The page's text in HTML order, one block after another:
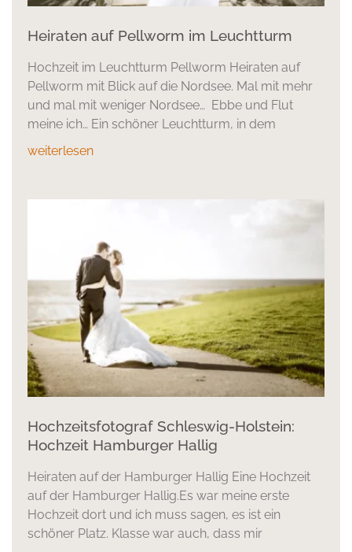
Heiraten auf Pellworm im Leuchtturm
Hochzeit im Leuchtturm Pellworm Heiraten auf
Pellworm mit Blick auf die Nordsee. Mal mit mehr
und mal mit weniger Nordsee… Ebbe und Flut
meine ich… Ein schöner Leuchtturm, in dem
weiterlesen
Hochzeitsfotograf Schleswig-Holstein:
Hochzeit Hamburger Hallig
Heiraten auf der Hamburger Hallig Eine Hochzeit
auf der Hamburger Hallig.Es war meine erste
Hochzeit dort und ich muss sagen, es ist ein
schöner Platz. Klasse war auch, dass mir